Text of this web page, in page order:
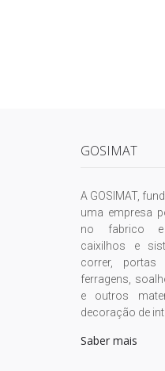
GOSIMAT
A GOSIMAT,
uma empresa
no fabrico e
caixilhos e
correr,
ferragens,
e outros
decoração de
Saber mais